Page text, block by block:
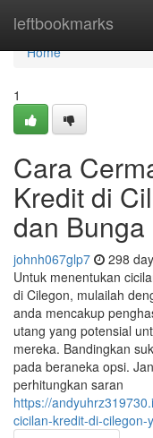
leftbookmarks
Home
Home
1
Cara
Kredit di
dan
johnh067glp7 298
Untuk menentukan
di Cilegon, mulailah
anda mencakup
utang yang potensial
mereka. Bandingkan
pada beraneka opsi.
perhitungkan saran
https://
cicilan-kredit-di-